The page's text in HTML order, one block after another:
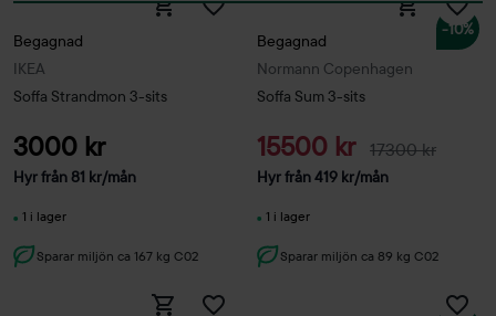
IKEA
Begagnad
Soffa Strandmon 3-sits
3000 kr
Hyr från 81 kr/mån
1 i lager
Sparar miljön ca 167 kg C02
-10%
Normann Copenhagen
Begagnad
Soffa Sum 3-sits
15500 kr 17300 kr
Hyr från419 kr/mån
1 i lager
Sparar miljön ca 89 kg C02